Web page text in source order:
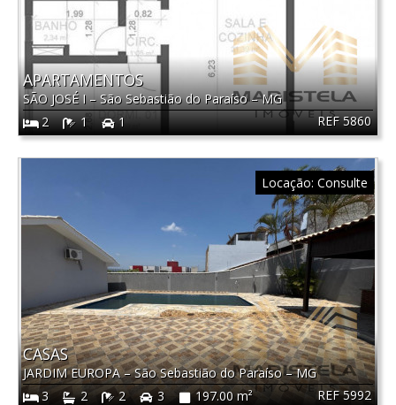
REF 5860
APARTAMENTOS
SÃO JOSÉ I–São Sebastião do Paraíso–MG
2
1 1
REF 5992
CASAS
JARDIM EUROPA–São Sebastião do Paraíso–MG
3
2 2 3 197.00 m²
Locação: Consulte